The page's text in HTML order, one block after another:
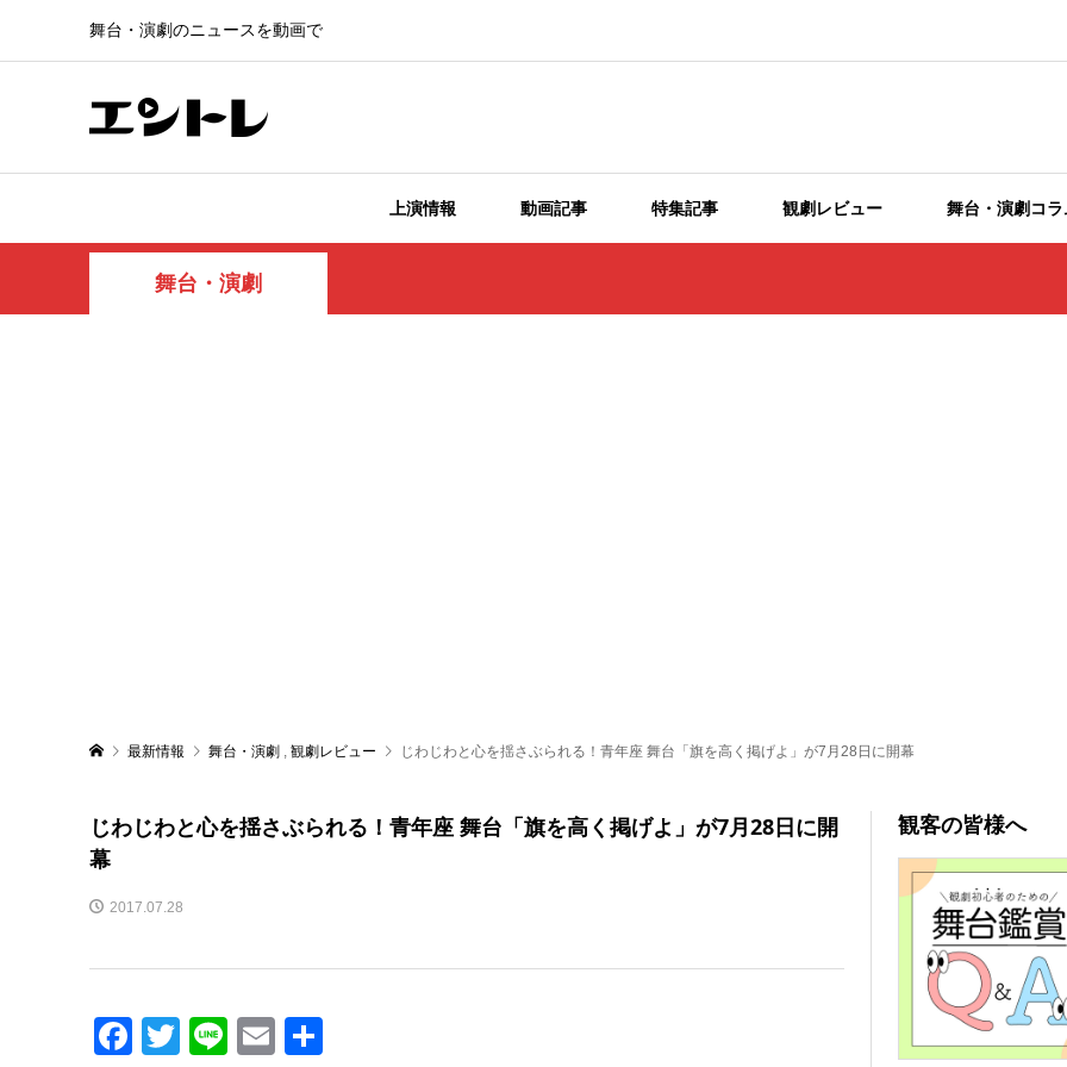
舞台・演劇のニュースを動画で
上演情報 動画記事 特集記事 観劇レビュー 舞台・演劇コラ
舞台・演劇
最新情報 舞台・演劇 , 観劇レビュー じわじわと心を揺さぶられる！青年座 舞台「旗を高く掲げよ」が7月28日に開幕
じわじわと心を揺さぶられる！青年座 舞台「旗を高く掲げよ」が7月28日に開
幕
2017.07.28
Facebook
TwitterLineEmail
観客の皆様へ